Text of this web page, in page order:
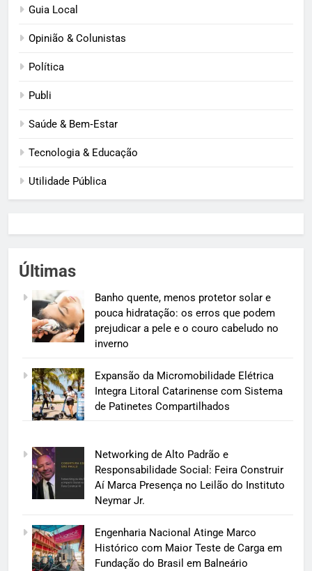
Guia Local
Opinião & Colunistas
Política
Publi
Saúde & Bem‑Estar
Tecnologia & Educação
Utilidade Pública
Últimas
Banho quente, menos protetor solar e
pouca hidratação: os erros que podem
prejudicar a pele e o couro cabeludo no
inverno
Expansão da Micromobilidade Elétrica
Integra Litoral Catarinense com Sistema
de Patinetes Compartilhados
Networking de Alto Padrão e
Responsabilidade Social: Feira Construir
Aí Marca Presença no Leilão do Instituto
Neymar Jr.
Engenharia Nacional Atinge Marco
Histórico com Maior Teste de Carga em
Fundação do Brasil em Balneário